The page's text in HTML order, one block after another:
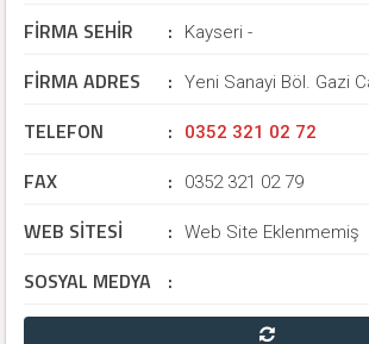
FİRMA SEHİR : Kayseri -
FİRMA ADRES : Yeni Sanayi Böl. Gazi
TELEFON : 0352 321 02 72
FAX : 0352 321 02 79
WEB SİTESİ : Web Site Eklenmemiş
SOSYAL MEDYA :